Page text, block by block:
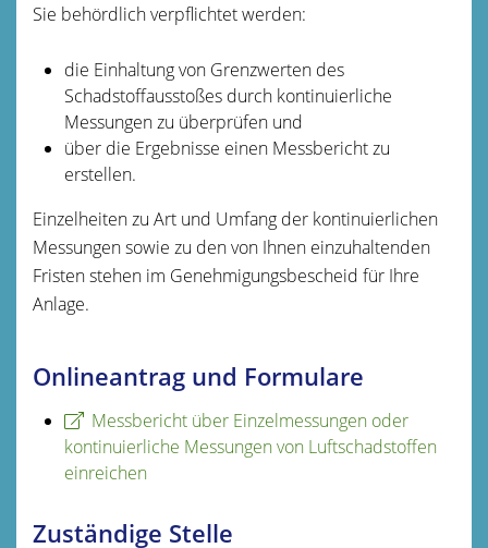
Sie behördlich verpflichtet werden:
die Einhaltung von Grenzwerten des
Schadstoffausstoßes durch kontinuierliche
Messungen zu überprüfen und
über die Ergebnisse einen Messbericht zu
erstellen.
Einzelheiten zu Art und Umfang der kontinuierlichen
Messungen sowie zu den von Ihnen einzuhaltenden
Fristen stehen im Genehmigungsbescheid für Ihre
Anlage.
Onlineantrag und Formulare
Messbericht über Einzelmessungen oder
kontinuierliche Messungen von Luftschadstoffen
einreichen
Zuständige Stelle